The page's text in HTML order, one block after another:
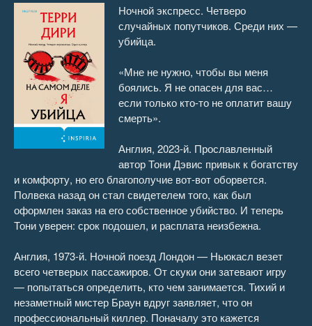
16
03:51
17
13:27
18
19
21:19
21
22
13:06
23
12:39
24
25
Ночной экспресс. Четверо
случайных попутчиков. Среди них —
убийца.
«Мне не нужно, чтобы вы меня
боялись. Я не опасен для вас…
если только кто-то не оплатит вашу
смерть».
Англия, 2023-й. Прославленный
автор Тони Дэвис привык к богатству
и комфорту, но его благополучие вот-вот оборвется.
Полвека назад он стал свидетелем того, как был
оформлен заказ на его собственное убийство. И теперь
Тони уверен: срок подошел, и расплата неизбежна.
Англия, 1973-й. Ночной поезд Лондон — Ньюкасл везет
всего четверых пассажиров. От скуки они затевают игру
— попытаться определить, кто чем занимается. Тихий и
незаметный мистер Браун вдруг заявляет, что он
профессиональный киллер. Поначалу это кажется